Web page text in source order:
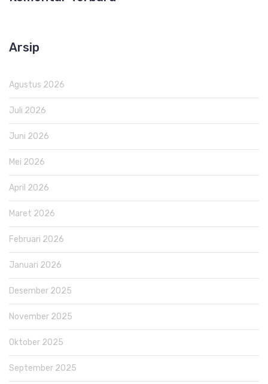
Arsip
Agustus 2026
Juli 2026
Juni 2026
Mei 2026
April 2026
Maret 2026
Februari 2026
Januari 2026
Desember 2025
November 2025
Oktober 2025
September 2025